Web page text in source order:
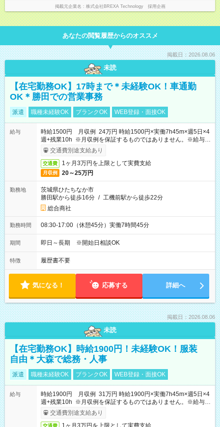
掲載元企業名 株式会社BREXA Technology 採用企画
あなたの閲覧履歴からのオススメ
掲載日：2026.08.06
未読
【在宅勤務OK】17時まで＊未経験OK！車通勤
OK＊勝田での営業事務
派遣 職種未経験OK ブランクOK WEB登録・面接OK
給与
時給1500円 月収例 24万円 時給1500円×実働7h45m×週5日×4
週+残業10h ※月収例を保証するものではありません。※給与即
受取りサービス利用可（利用条件有）
交通費別途支給あり
交通費 1ヶ月3万円を上限として実費支給
月収例 20～25万円
勤務地
茨城県ひたちなか市
勝田駅から徒歩16分 / 工機前駅から徒歩22分
総合商社
勤務時間 08:30-17:00（休憩45分）実働7時間45分
期間 即日～長期 ※開始日相談OK
特徴 履歴書不要
気になる！ 応募する 詳細へ
掲載日：2026.08.06
未読
【在宅勤務OK】時給1900円！未経験OK！服装
自由＊大森で総務・人事
派遣 職種未経験OK ブランクOK WEB登録・面接OK
給与
時給1900円 月収例 31万円 時給1900円×実働7h45m×週5日×4
週+残業10h ※月収例を保証するものではありません。※給与即
受取りサービス利用可（利用条件有）
交通費別途支給あり
交通費 1ヶ月3万円を上限として実費支給